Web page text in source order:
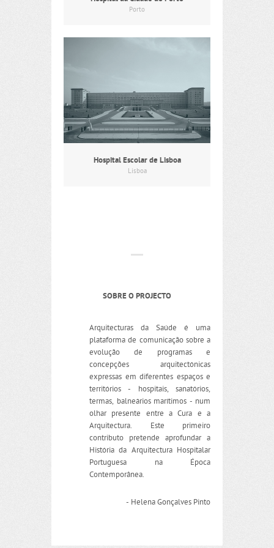
Porto
Hospital Escolar de Lisboa
Lisboa
SOBRE O PROJECTO
Arquitecturas da Saúde é uma
plataforma de comunicação sobre a
evolução de programas e
concepções arquitectónicas
expressas em diferentes espaços e
territórios - hospitais, sanatórios,
termas, balneários marítimos - num
olhar presente entre a Cura e a
Arquitectura. Este primeiro
contributo pretende aprofundar a
História da Arquitectura Hospitalar
Portuguesa na Época
Contemporânea.
- Helena Gonçalves Pinto